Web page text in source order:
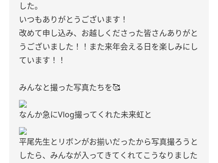
した。
いつもありがとうございます！
改めて申し込み、お越しくださった皆さんありがと
うございました！！また来年会える日を楽しみにし
ています！！
みんなと撮った写真たちを🥰
なんか急にVlog撮ってくれた未来虹と
平尾先生とリボンがお揃いだったから写真撮ろうと
したら、みんなが入ってきてくれてこうなりました